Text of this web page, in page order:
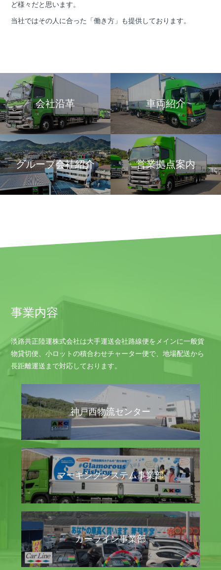
ど様々だと思います。
当社ではその人に合った「働き方」も提供しております。
会社沿革 車両紹介
グループ会社紹介 営業拠点案内
事業内容
淡路共正陸運株式会社は大手運送会社路線便をメインに一般貨
物貸切便、小ロットの積合わせチャーター便で、地場配送から
長距離運送まで対応しております。
神戸西物流センター
マーキングシステム事業部
カーライン事業部